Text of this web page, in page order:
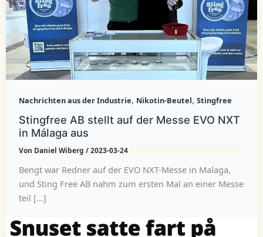
Nachrichten aus der Industrie, Nikotin-Beutel, Stingfree
Stingfree AB stellt auf der Messe EVO NXT
in Málaga aus
Von Daniel Wiberg /2023-03-24
Bengt war Redner auf der EVO NXT-Messe in Malaga,
und Sting Free AB nahm zum ersten Mal an einer Messe
teil [...]